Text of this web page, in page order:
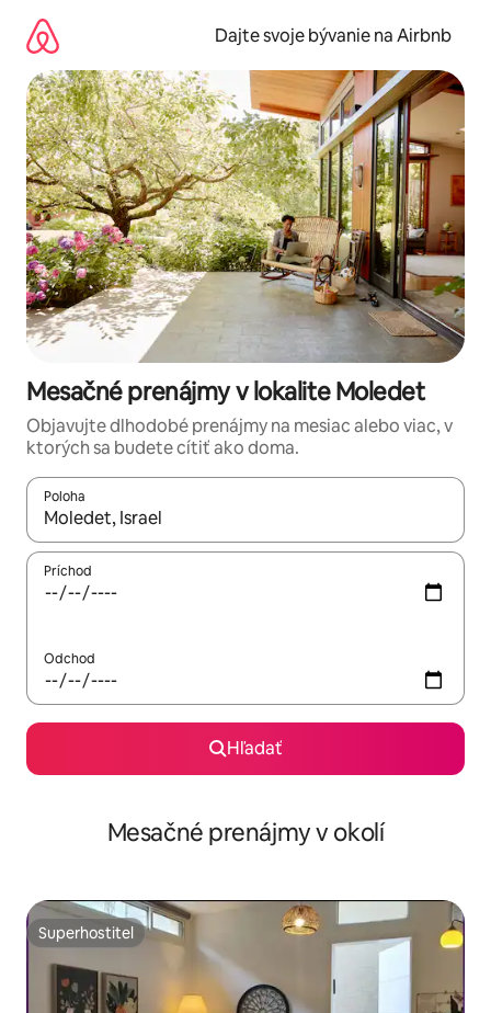
obsah.
Dajte svoje bývanie na Airbnb
Mesačné prenájmy v lokalite Moledet
Objavujte dlhodobé prenájmy na mesiac alebo viac, v
ktorých sa budete cítiť ako doma.
Poloha
Keď budú výsledky k dispozícii, môžete si ich prechádzať
Príchod
Odchod
Hľadať
Mesačné prenájmy v okolí
Superhostiteľ
Superhostiteľ